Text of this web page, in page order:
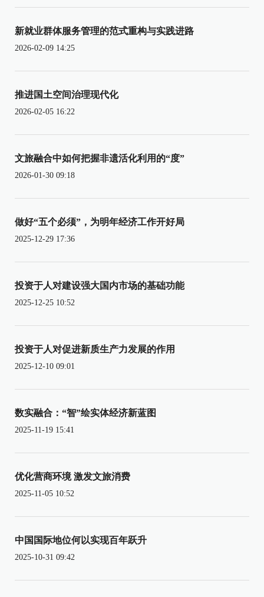
新就业群体服务管理的范式重构与实践进路
2026-02-09 14:25
推进国土空间治理现代化
2026-02-05 16:22
文旅融合中如何把握非遗活化利用的“度”
2026-01-30 09:18
做好“五个必须”，为明年经济工作开好局
2025-12-29 17:36
投资于人对建设强大国内市场的基础功能
2025-12-25 10:52
投资于人对促进新质生产力发展的作用
2025-12-10 09:01
数实融合：“智”绘实体经济新蓝图
2025-11-19 15:41
优化营商环境 激发文旅消费
2025-11-05 10:52
中国国际地位何以实现百年跃升
2025-10-31 09:42